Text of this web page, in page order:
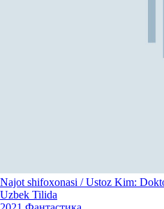
Najot shifoxonasi / Ustoz Kim:
Uzbek Tilida